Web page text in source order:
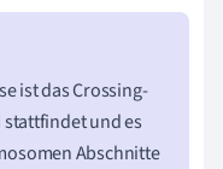
ist das Crossing-
stattfindet und es
Abschnitte